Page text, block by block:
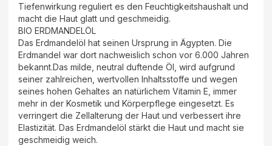
Tiefenwirkung reguliert es den Feuchtigkeitshaushalt und
macht die Haut glatt und geschmeidig.
BIO ERDMANDELÖL
Das Erdmandelöl hat seinen Ursprung in Ägypten. Die
Erdmandel war dort nachweislich schon vor 6.000 Jahren
bekannt.Das milde, neutral duftende Öl, wird aufgrund
seiner zahlreichen, wertvollen Inhaltsstoffe und wegen
seines hohen Gehaltes an natürlichem Vitamin E, immer
mehr in der Kosmetik und Körperpflege eingesetzt. Es
verringert die Zellalterung der Haut und verbessert ihre
Elastizität. Das Erdmandelöl stärkt die Haut und macht sie
geschmeidig weich.